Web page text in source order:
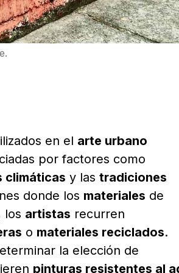
en el arte urbano
por factores como
climáticas y las tradiciones
donde los materiales de
los artistas recurren
o materiales reciclados.
la elección de
pinturas resistentes al